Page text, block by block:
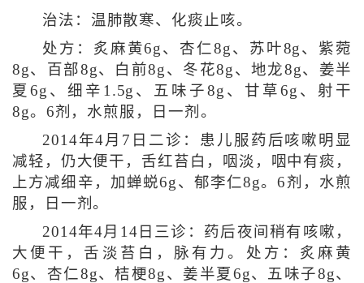
治法：温肺散寒、化痰止咳。
处方：炙麻黄6g、杏仁8g、苏叶8g、紫菀
8g、百部8g、白前8g、冬花8g、地龙8g、姜半
夏6g、细辛1.5g、五味子8g、甘草6g、射干
8g。6剂，水煎服，日一剂。
2014年4月7日二诊：患儿服药后咳嗽明显
减轻，仍大便干，舌红苔白，咽淡，咽中有痰，
上方减细辛，加蝉蜕6g、郁李仁8g。6剂，水煎
服，日一剂。
2014年4月14日三诊：药后夜间稍有咳嗽，
大便干，舌淡苔白，脉有力。处方：炙麻黄
6g、杏仁8g、桔梗8g、姜半夏6g、五味子8g、